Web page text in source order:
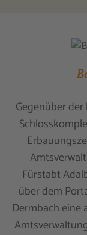
Gegenüber
Fürstabt
über dem
Dermbach eine